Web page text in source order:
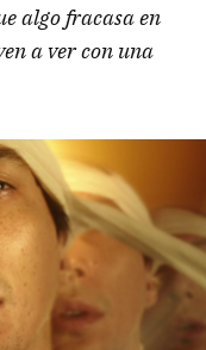
algo fracasa en
a ver con una